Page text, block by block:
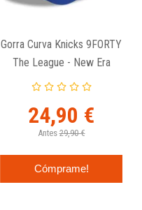
Gorra Curva Knicks 9FORTY
The League - New Era
24,90 €
Antes 29,90 €
Cómprame!